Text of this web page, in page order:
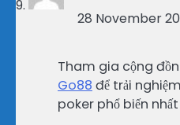
28 November
Tham gia cộng
Go88 để trải
poker phổ biến